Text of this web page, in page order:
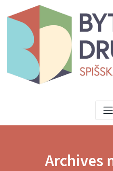
Archives